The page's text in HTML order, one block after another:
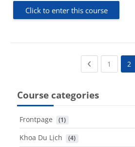
Click to enter this course
Previous page
1 (current)
2
Course categories
Frontpage (1)
Khoa Du Lịch (4)